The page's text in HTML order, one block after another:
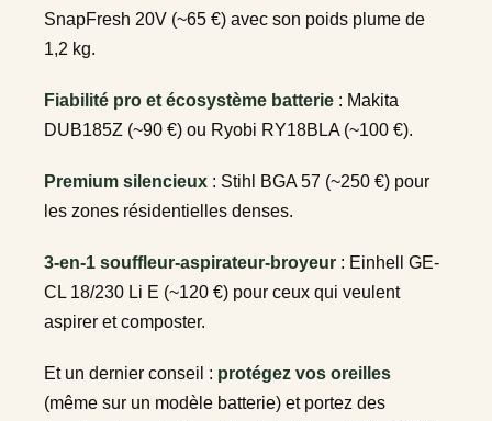
SnapFresh 20V (~65 €) avec son poids plume de
1,2 kg.
Fiabilité pro et écosystème batterie : Makita
DUB185Z (~90 €) ou Ryobi RY18BLA (~100 €).
Premium silencieux : Stihl BGA 57 (~250 €) pour
les zones résidentielles denses.
3-en-1 souffleur-aspirateur-broyeur : Einhell GE-
CL 18/230 Li E (~120 €) pour ceux qui veulent
aspirer et composter.
Et un dernier conseil : protégez vos oreilles
(même sur un modèle batterie) et portez des